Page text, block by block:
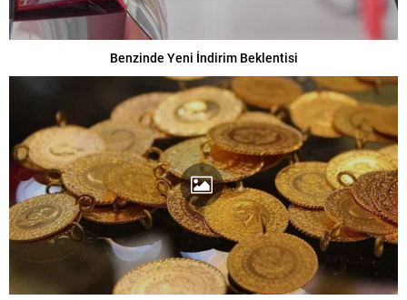
Benzinde Yeni İndirim Beklentisi